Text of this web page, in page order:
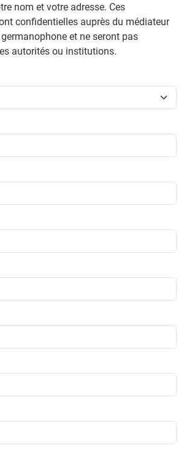
nom et votre adresse. Ces
confidentielles auprès du médiateur
et ne seront pas
autorités ou institutions.